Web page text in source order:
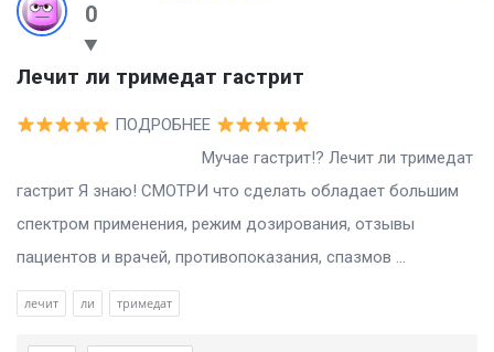
0
Лечит ли тримедат гастрит
ПОДРОБНЕЕ
Мучае гастрит!? Лечит ли тримедат
гастрит Я знаю! СМОТРИ что сделать обладает большим
спектром применения, режим дозирования, отзывы
пациентов и врачей, противопоказания, спазмов ...
лечит ли тримедат